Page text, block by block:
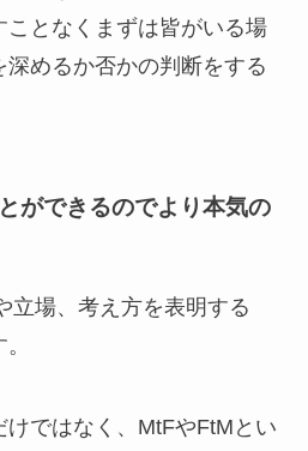
ことなくまずは皆がいる場
めるか否かの判断をする
ができるのでより本気の
立場、考え方を表明する
ではなく、MtFやFtMとい